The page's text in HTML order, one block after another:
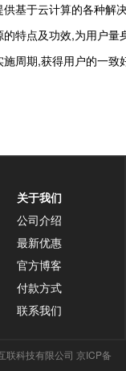
基于云计算的各种
特点及功效,为用户
周期,获得用户的一致
关于我们
公司介绍
最新优惠
官方博客
付款方式
联系我们
科技有限公司 京ICP备